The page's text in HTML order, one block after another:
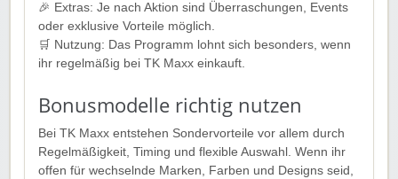
🎉 Extras: Je nach Aktion sind Überraschungen, Events
oder exklusive Vorteile möglich.
🛒 Nutzung: Das Programm lohnt sich besonders, wenn
ihr regelmäßig bei TK Maxx einkauft.
Bonusmodelle richtig nutzen
Bei TK Maxx entstehen Sondervorteile vor allem durch
Regelmäßigkeit, Timing und flexible Auswahl. Wenn ihr
offen für wechselnde Marken, Farben und Designs seid,